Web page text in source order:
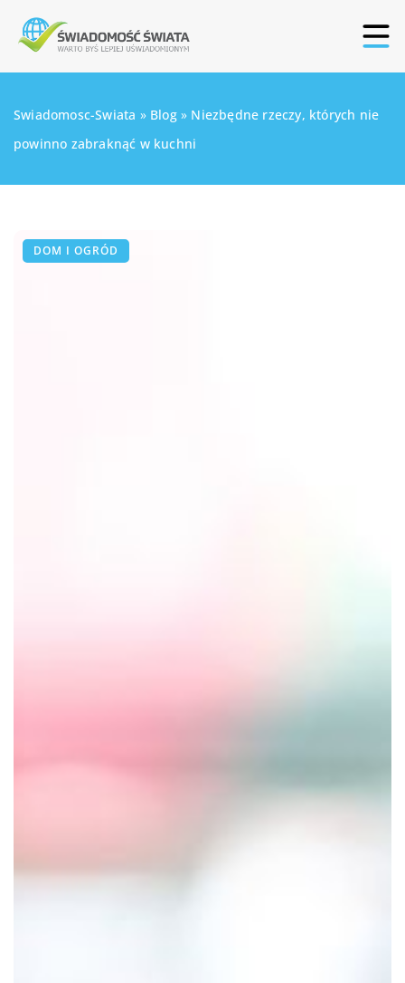
Swiadomosc-Swiata » Blog» Niezbędne rzeczy, których nie
powinno zabraknąć w kuchni
DOM I OGRÓD